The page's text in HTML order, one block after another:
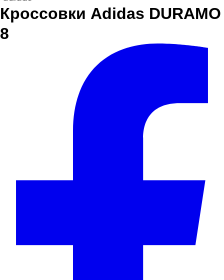
Кроссовки Adidas DURAMO
8